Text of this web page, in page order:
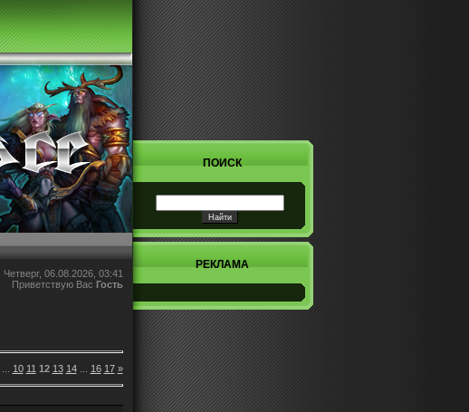
Четверг, 06.08.2026, 03:41
Приветствую Вас Гость
10 11 12 13 14 16 17 »
ПОИСК
РЕКЛАМА